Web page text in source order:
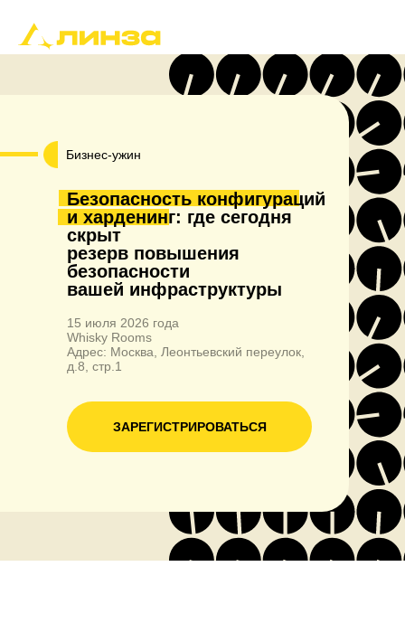
Бизнес-ужин
Безопасность конфигураций
и харденинг: где сегодня
скрыт
резерв повышения
безопасности
вашей инфраструктуры
15 июля 2026 года
Whisky Rooms
Адрес: Москва, Леонтьевский переулок,
д.8, стр.1
ЗАРЕГИСТРИРОВАТЬСЯ